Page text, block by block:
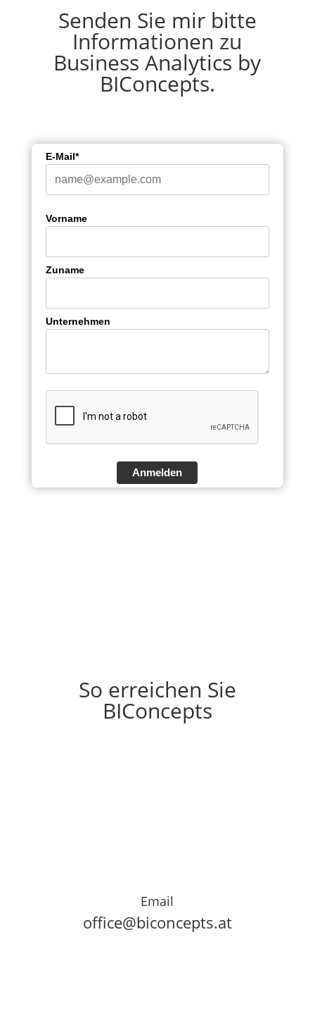
Senden Sie mir bitte
Informationen zu
Business Analytics by
BIConcepts.
E-Mail*
Vorname
Zuname
Unternehmen
Anmelden
So erreichen Sie
BIConcepts
Email
office@biconcepts.at